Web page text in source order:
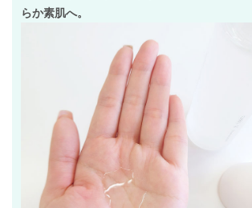
らか素肌へ。